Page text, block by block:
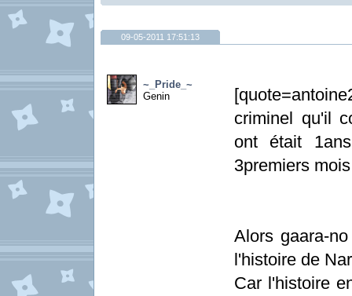
09-05-2011 17:51:13
~_Pride_~
Genin
criminel qu'il
ont était
3premiers
Alors gaara-
l'histoire de
Car l'histoire